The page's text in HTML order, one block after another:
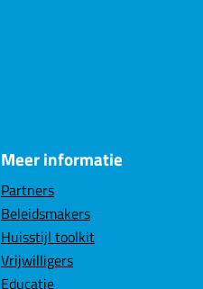
Meer informatie
Partners
Beleidsmakers
Huisstijl toolkit
Vrijwilligers
Educatie